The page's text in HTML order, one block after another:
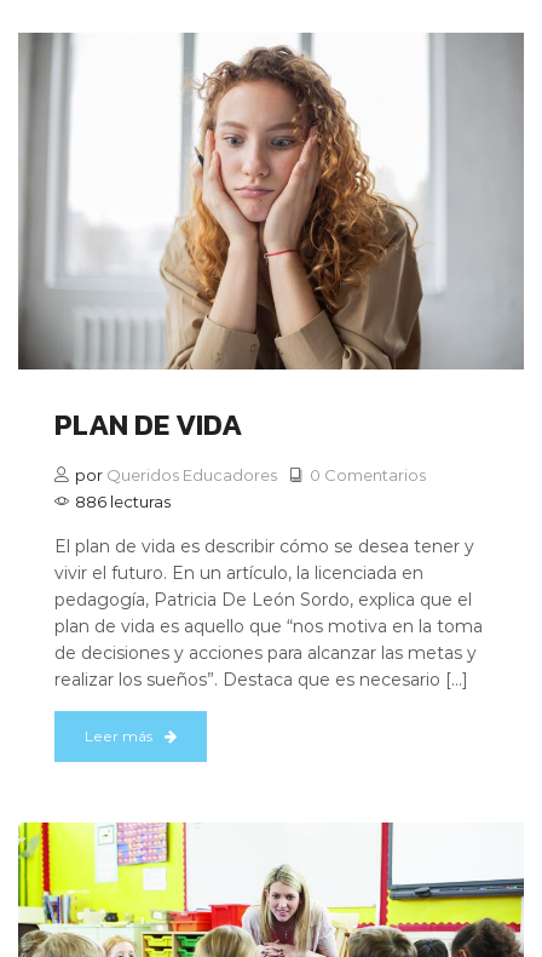
PLAN DE VIDA
por Queridos Educadores
0 Comentarios
886 lecturas
El plan de vida es describir cómo se desea tener y
vivir el futuro. En un artículo, la licenciada en
pedagogía, Patricia De León Sordo, explica que el
plan de vida es aquello que “nos motiva en la toma
de decisiones y acciones para alcanzar las metas y
realizar los sueños”. Destaca que es necesario […]
Leer más